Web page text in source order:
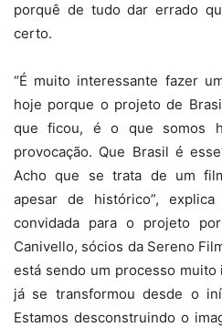
porquê de tudo dar errado
certo.
“É muito interessante fazer
hoje porque o projeto de
que ficou, é o que somos
provocação. Que Brasil é
Acho que se trata de um
apesar de histórico”,
convidada para o projeto
Canivello, sócios da Sereno
está sendo um processo
já se transformou desde o
Estamos desconstruindo o